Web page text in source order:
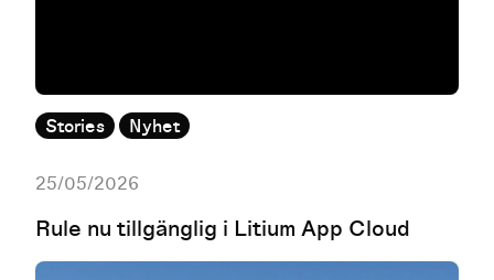
Stories Nyhet
25/05/2026
Rule nu tillgänglig i Litium App Cloud